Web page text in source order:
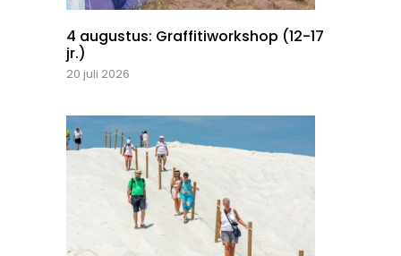
4 augustus: Graffitiworkshop (12-17
jr.)
20 juli 2026